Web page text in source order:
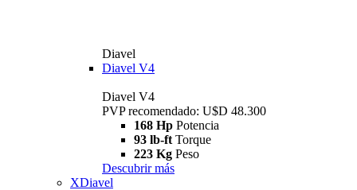
Diavel
Diavel V4
Diavel V4
PVP recomendado: U$D 48.300
168 Hp Potencia
93 lb-ft Torque
223 Kg Peso
Descubrir más
XDiavel